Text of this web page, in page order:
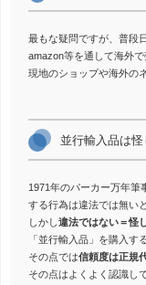
最もな疑問ですが、普段
amazon等を通して海外
現地のショップや海外の
並行輸入品は怪
1971年のパーカー万年筆
する行為は違法では無い
しかし違法ではない＝怪
「並行輸入品」を購入す
その点では信頼度は正規
その点はよくよく認識し